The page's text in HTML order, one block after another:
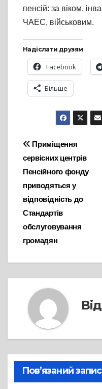
пенсій: за віком,
ЧАЕС, військовим.
Надіслати друзям
Facebook
Більше
Навігація
записів
Приміщення
сервісних центрів
Пенсійного фонду
приводяться у
відповідність до
Стандартів
обслуговування
громадян
Від
Пов’язаний запис